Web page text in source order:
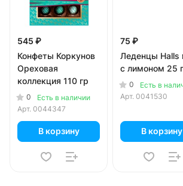
545 ₽
Конфеты Коркунов
Ореховая
коллекция 110 гр
0
Есть в наличии
Арт. 0044347
В корзину
75 ₽
Леденцы Halls
с лимоном 25
0
Есть в
Арт. 0041530
В корзину